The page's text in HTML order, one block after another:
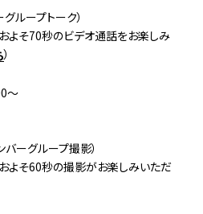
ループトーク）
よそ70秒のビデオ通話をお楽しみ
）
～
ーグループ撮影）
よそ60秒の撮影がお楽しみいただ